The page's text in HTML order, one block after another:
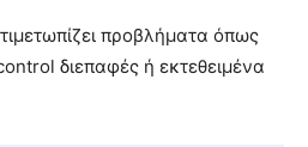
προβλήματα όπως
διεπαφές ή εκτεθειμένα